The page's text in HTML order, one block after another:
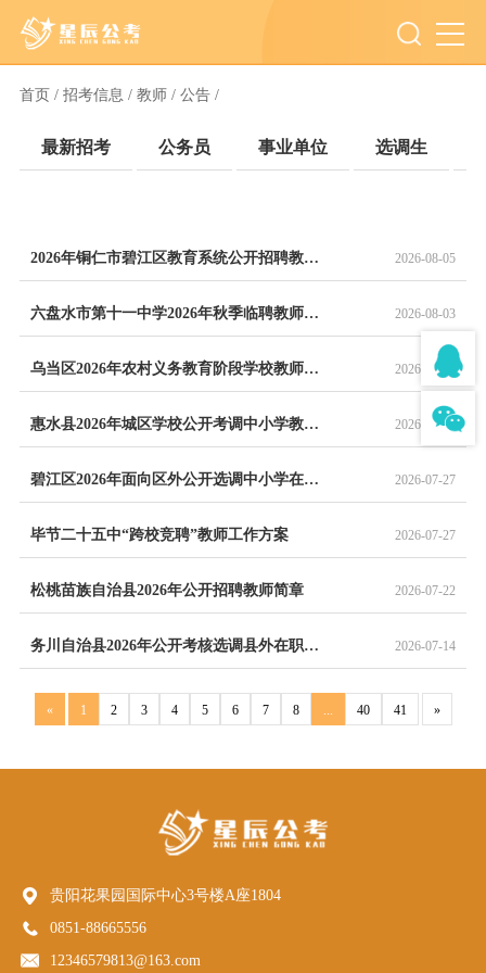
首页 / 招考信息 / 教师 / 公告 /
最新招考 公务员 事业单位 选调生
2026年铜仁市碧江区教育系统公开招聘教师实施方案 2026-08-05
六盘水市第十一中学2026年秋季临聘教师招聘公告 2026-08-03
乌当区2026年农村义务教育阶段学校教师特设岗位计划面试成绩、总成绩公告 2026-07-28
惠水县2026年城区学校公开考调中小学教师公告 2026-07-27
碧江区2026年面向区外公开选调中小学在职在编教师实施方案 2026-07-27
毕节二十五中“跨校竞聘”教师工作方案 2026-07-27
松桃苗族自治县2026年公开招聘教师简章 2026-07-22
务川自治县2026年公开考核选调县外在职在编教师的工作方案 2026-07-14
« 1 2 3 4 5 6 7 8 ... 40 41 »
贵阳花果园国际中心3号楼A座1804
0851-88665556
12346579813@163.com